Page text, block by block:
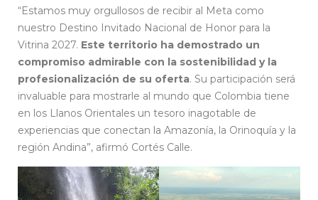
“Estamos muy orgullosos de recibir al Meta como
nuestro Destino Invitado Nacional de Honor para la
Vitrina 2027. Este territorio ha demostrado un
compromiso admirable con la sostenibilidad y la
profesionalización de su oferta. Su participación será
invaluable para mostrarle al mundo que Colombia tiene
en los Llanos Orientales un tesoro inagotable de
experiencias que conectan la Amazonía, la Orinoquía y la
región Andina”, afirmó Cortés Calle.